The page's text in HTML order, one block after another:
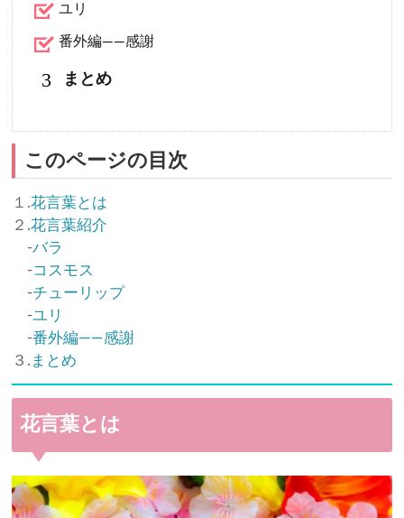
ユリ
番外編――感謝
3 まとめ
このページの目次
１.花言葉とは
２.花言葉紹介
-バラ
-コスモス
-チューリップ
-ユリ
-番外編――感謝
３. まとめ
花言葉とは